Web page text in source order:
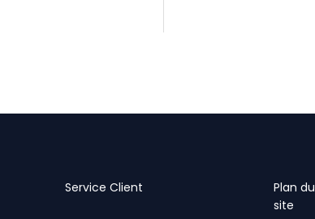
Service Client Plan du
site